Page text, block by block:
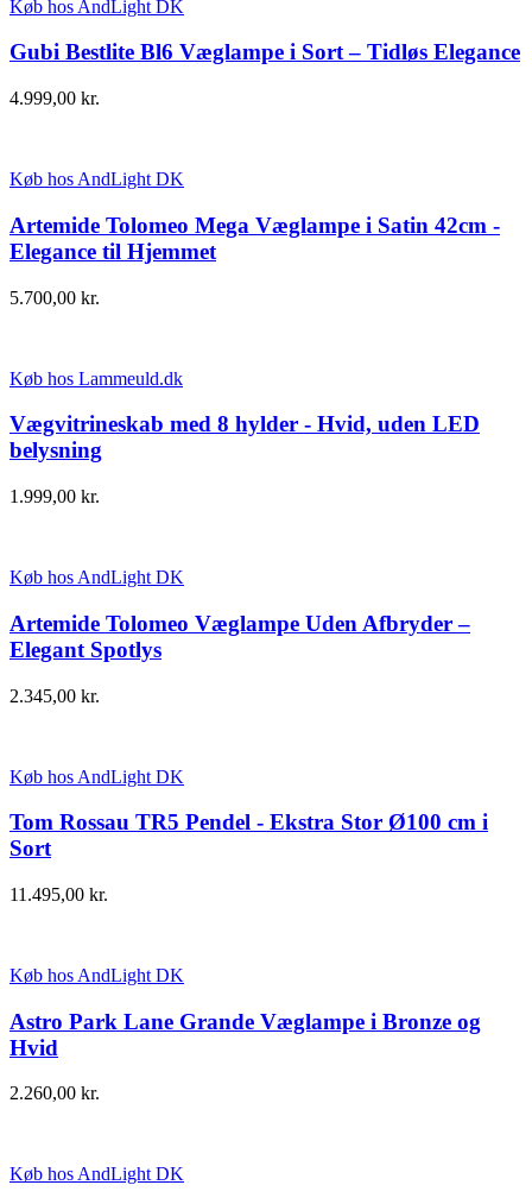
Køb hos AndLight DK
Gubi Bestlite Bl6 Væglampe i Sort – Tidløs Elegance
4.999,00 kr.
Køb hos AndLight DK
Artemide Tolomeo Mega Væglampe i Satin 42cm -
Elegance til Hjemmet
5.700,00 kr.
Køb hos Lammeuld.dk
Vægvitrineskab med 8 hylder - Hvid, uden LED
belysning
1.999,00 kr.
Køb hos AndLight DK
Artemide Tolomeo Væglampe Uden Afbryder –
Elegant Spotlys
2.345,00 kr.
Køb hos AndLight DK
Tom Rossau TR5 Pendel - Ekstra Stor Ø100 cm i
Sort
11.495,00 kr.
Køb hos AndLight DK
Astro Park Lane Grande Væglampe i Bronze og
Hvid
2.260,00 kr.
Køb hos AndLight DK